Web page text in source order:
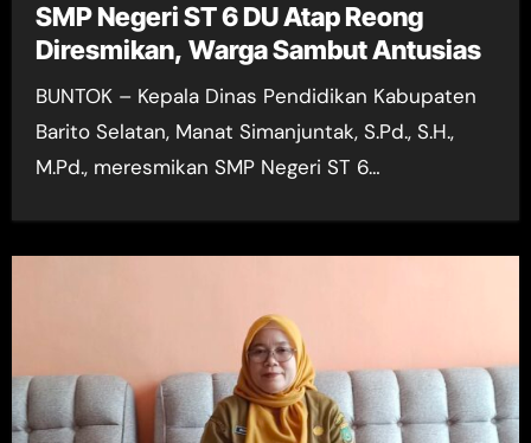
SMP Negeri ST 6 DU Atap Reong
Diresmikan, Warga Sambut Antusias
BUNTOK – Kepala Dinas Pendidikan Kabupaten
Barito Selatan, Manat Simanjuntak, S.Pd., S.H.,
M.Pd., meresmikan SMP Negeri ST 6…